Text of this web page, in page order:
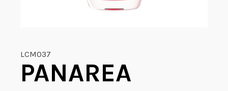
LCM037
PANAREA